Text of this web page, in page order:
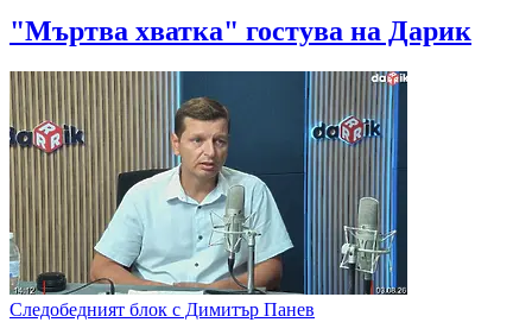
"Мъртва хватка" гостува на Дарик
Следобедният блок с Димитър Панев